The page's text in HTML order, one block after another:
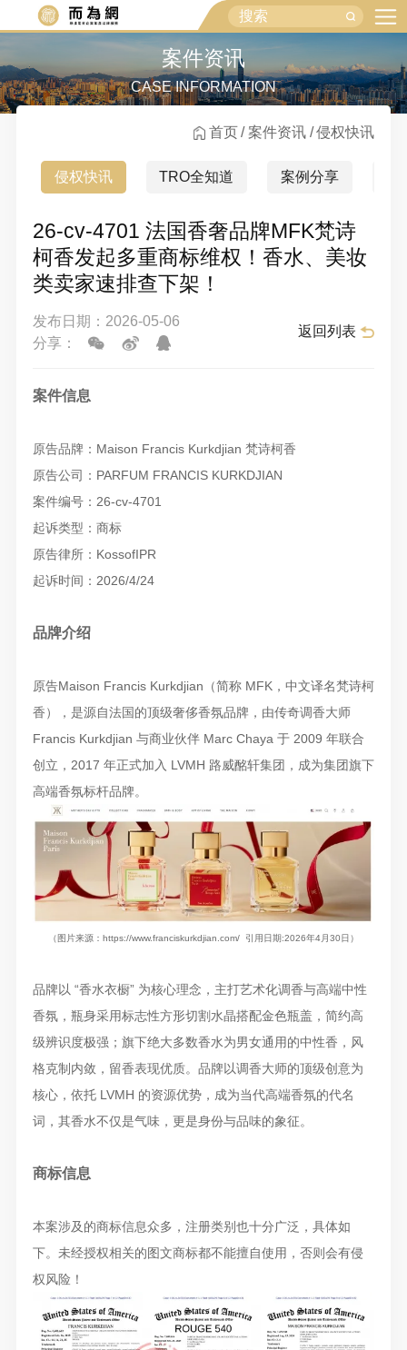
案件资讯
CASE INFORMATION
首页 案件资讯 侵权快讯
侵权快讯 TRO全知道 案例分享
26-cv-4701 法国香奢品牌MFK梵诗
柯香发起多重商标维权！香水、美妆
类卖家速排查下架！
发布日期：2026-05-06
分享：
返回列表
案件信息
原告品牌：Maison Francis Kurkdjian 梵诗柯香
原告公司：PARFUM FRANCIS KURKDJIAN
案件编号：26-cv-4701
起诉类型：商标
原告律所：KossofIPR
起诉时间：2026/4/24
品牌介绍
原告Maison Francis Kurkdjian（简称 MFK，中文译名梵诗柯
香），是源自法国的顶级奢侈香氛品牌，由传奇调香大师
Francis Kurkdjian 与商业伙伴 Marc Chaya 于 2009 年联合
创立，2017 年正式加入 LVMH 路威酩轩集团，成为集团旗下
高端香氛标杆品牌。
（图片来源：https://www.franciskurkdjian.com/ 引用日期:2026年4月30日）
品牌以 “香水衣橱” 为核心理念，主打艺术化调香与高端中性
香氛，瓶身采用标志性方形切割水晶搭配金色瓶盖，简约高
级辨识度极强；旗下绝大多数香水为男女通用的中性香，风
格克制内敛，留香表现优质。品牌以调香大师的顶级创意为
核心，依托 LVMH 的资源优势，成为当代高端香氛的代名
词，其香水不仅是气味，更是身份与品味的象征。
商标信息
本案涉及的商标信息众多，注册类别也十分广泛，具体如
下。未经授权相关的图文商标都不能擅自使用，否则会有侵
权风险！